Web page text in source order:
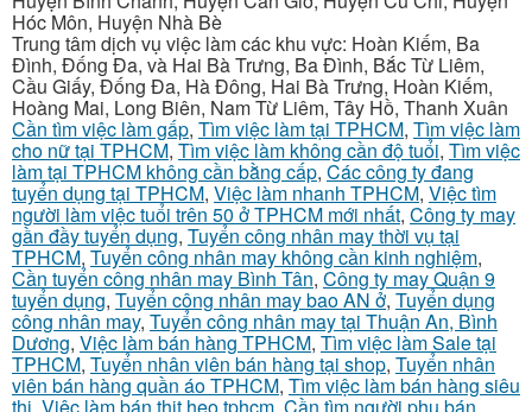
Hóc Môn, Huyện Nhà Bè
Trung tâm dịch vụ việc làm các khu vực: Hoàn Kiếm, Ba
Đình, Đống Đa, và Hai Bà Trưng, Ba Đình, Bắc Từ Liêm,
Cầu Giấy, Đống Đa, Hà Đông, Hai Bà Trưng, Hoàn Kiếm,
Hoàng Mai, Long Biên, Nam Từ Liêm, Tây Hồ, Thanh Xuân
Cần tìm việc làm gấp, Tìm việc làm tại TPHCM, Tìm việc làm
cho nữ tại TPHCM, Tìm việc làm không cần độ tuổi, Tìm việc
làm tại TPHCM không cần bằng cấp, Các công ty đang
tuyển dụng tại TPHCM, Việc làm nhanh TPHCM, Việc tìm
người làm việc tuổi trên 50 ở TPHCM mới nhất, Công ty may
gần đầy tuyển dụng, Tuyển công nhân may thời vụ tại
TPHCM, Tuyển công nhân may không cần kinh nghiệm,
Cần tuyển công nhân may Bình Tân, Công ty may Quận 9
tuyển dụng, Tuyển công nhân may bao AN ở, Tuyển dụng
công nhân may, Tuyển công nhân may tại Thuận An, Bình
Dương, Việc làm bán hàng TPHCM, Tìm việc làm Sale tại
TPHCM, Tuyển nhân viên bán hàng tại shop, Tuyển nhân
viên bán hàng quần áo TPHCM, Tìm việc làm bán hàng siêu
thị, Việc làm bán thịt heo tphcm, Cần tìm người phụ bán